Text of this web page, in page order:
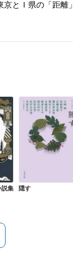
とＩ県の「距離」
説集 隠す